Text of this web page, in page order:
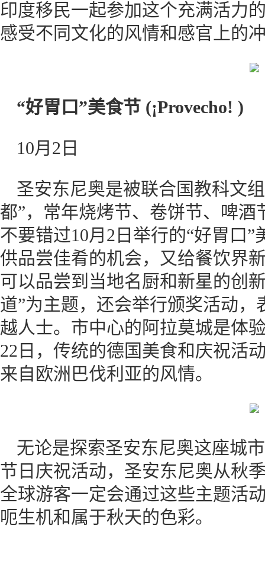
印度移民一起参加这个充满活力
感受不同文化的风情和感官上的
“好胃口”美食节 (¡Provecho! )
10月2日
圣安东尼奥是被联合国教科文
都”，常年烧烤节、卷饼节、啤
不要错过10月2日举行的“好胃口
供品尝佳肴的机会，又给餐饮界
可以品尝到当地名厨和新星的创
道”为主题，还会举行颁奖活动
越人士。市中心的阿拉莫城是体
22日，传统的德国美食和庆祝活
来自欧洲巴伐利亚的风情。
无论是探索圣安东尼奥这座城
节日庆祝活动，圣安东尼奥从秋
全球游客一定会通过这些主题活
呃生机和属于秋天的色彩。